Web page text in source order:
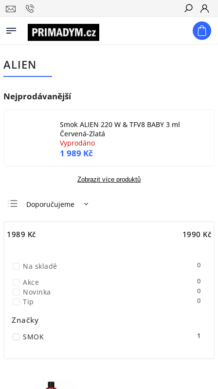
Hledat
ALIEN
Nejprodávanější
Smok ALIEN 220 W & TFV8 BABY 3 ml
Červená-Zlatá
Vyprodáno
1 989 Kč
Zobrazit více produktů
Doporučujeme
Nejdražší
Abecedně
1989 Kč 1990 Kč
Na skladě 0
Akce 0
Novinka 0
Tip 0
Značky
SMOK 1